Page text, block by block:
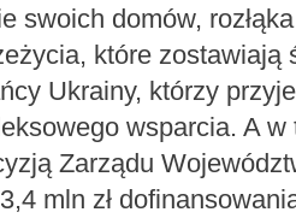
swoich domów,
które zostawiają
Ukrainy, którzy
wsparcia. A w
Zarządu
mln zł